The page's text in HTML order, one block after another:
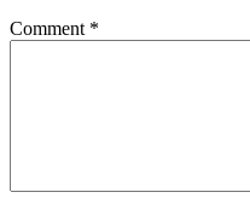
Comment *